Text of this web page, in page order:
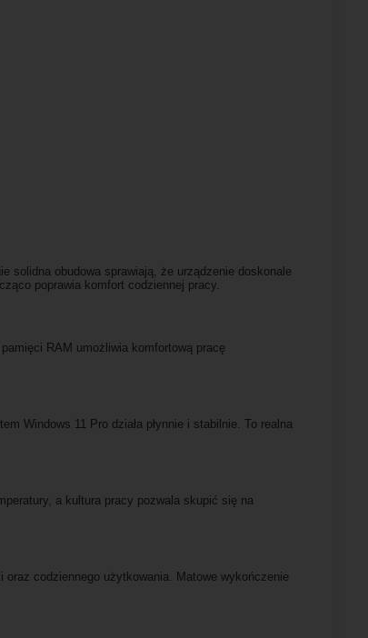
solidna obudowa sprawiają, że urządzenie doskonale
poprawia komfort codziennej pracy.
RAM umożliwia komfortową pracę
Windows 11 Pro działa płynnie i stabilnie. To realna
a kultura pracy pozwala skupić się na
codziennego użytkowania. Matowe wykończenie